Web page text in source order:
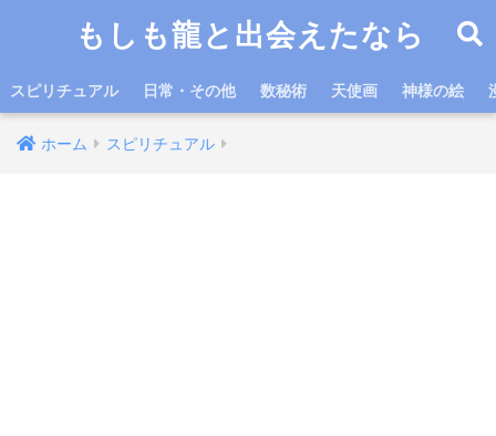
もしも龍と出会えたなら
スピリチュアル 日常・その他 数秘術 天使画 神様の絵
ホーム スピリチュアル